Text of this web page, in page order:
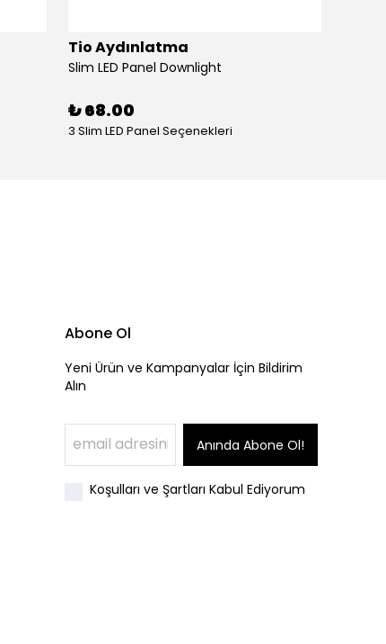
Tio Aydınlatma
Slim LED Panel Downlight
₺ 68.00
3 Slim LED Panel Seçenekleri
Abone Ol
Yeni Ürün ve Kampanyalar İçin Bildirim
Alın
Anında Abone Ol!
Koşulları ve Şartları Kabul Ediyorum